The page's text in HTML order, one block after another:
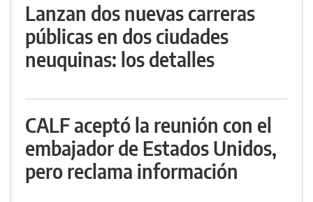
Lanzan dos nuevas carreras
públicas en dos ciudades
neuquinas: los detalles
CALF aceptó la reunión con el
embajador de Estados Unidos,
pero reclama información